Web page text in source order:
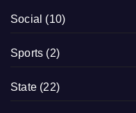
Social (10)
Sports (2)
State (22)